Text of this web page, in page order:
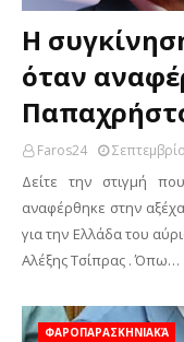
Η
όταν
Faros24
Δείτε την στιγμή
αναφέρθηκε στην
για την Ελλάδα του
Αλέξης Τσίπρας . Όπω…
ΦΑΡΟΠΑΡΑΣΚΗΝΙΑΚΆ